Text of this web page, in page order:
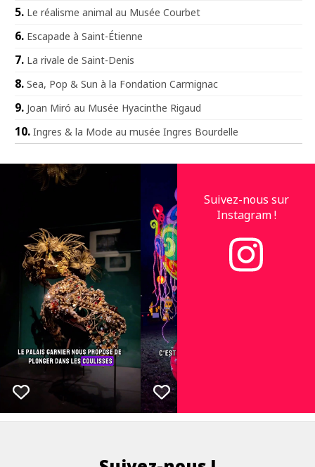
Le réalisme animal au Musée Courbet
Escapade à Saint-Étienne
La rivale de Saint-Denis
Sea, Pop & Sun à la Fondation Carmignac
Joan Miró au Musée Hyacinthe Rigaud
Ingres & la Mode au musée Ingres Bourdelle
Suivez-nous sur
Instagram !